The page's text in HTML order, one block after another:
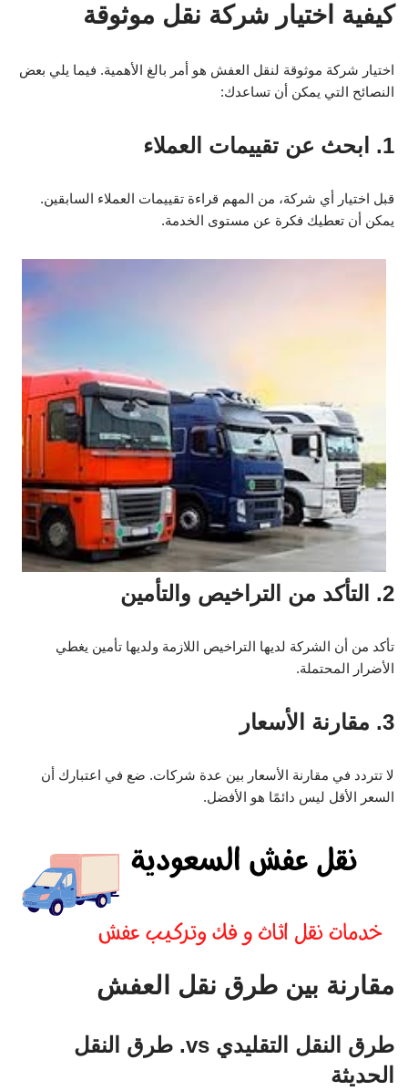
كيفية اختيار شركة نقل موثوقة
اختيار شركة موثوقة لنقل العفش هو أمر بالغ الأهمية. فيما يلي بعض
النصائح التي يمكن أن تساعدك:
1. ابحث عن تقييمات العملاء
قبل اختيار أي شركة، من المهم قراءة تقييمات العملاء السابقين.
يمكن أن تعطيك فكرة عن مستوى الخدمة.
2. التأكد من التراخيص والتأمين
تأكد من أن الشركة لديها التراخيص اللازمة ولديها تأمين يغطي
الأضرار المحتملة.
3. مقارنة الأسعار
لا تتردد في مقارنة الأسعار بين عدة شركات. ضع في اعتبارك أن
السعر الأقل ليس دائمًا هو الأفضل.
مقارنة بين طرق نقل العفش
طرق النقل التقليدي vs. طرق النقل
الحديثة